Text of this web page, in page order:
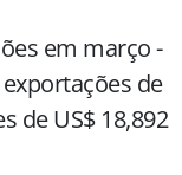
em março -
de
de US$ 18,892